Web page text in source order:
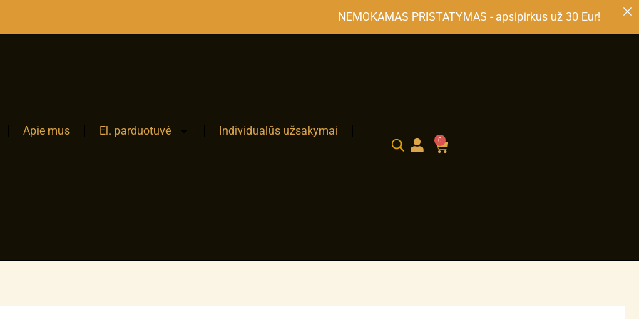
Apie mus El. parduotuvė Individualūs užsakymai
0
Cart
NEMOKAMAS PRISTATYMAS - apsipirkus už